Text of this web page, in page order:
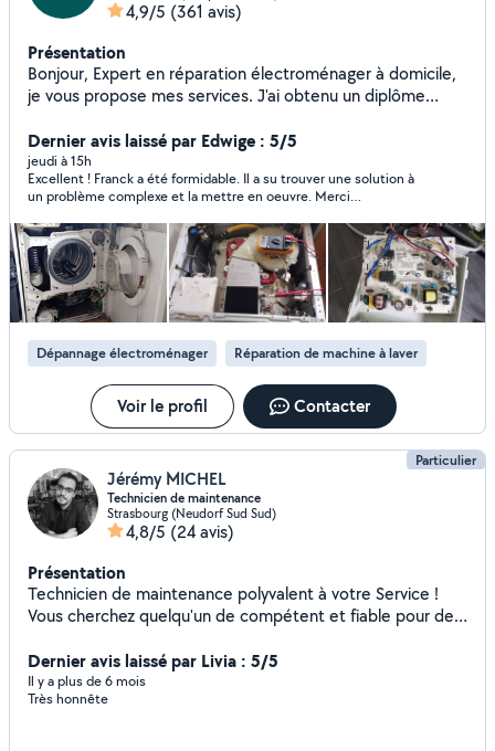
4,9/5 (361 avis)
Présentation
Bonjour, Expert en réparation électroménager à domicile,
je vous propose mes services. J'ai obtenu un diplôme
d'apprentissages alternés auprès d'un artisan en 1995.
Expertise/diagnostic et réparation sur tous types
d'appareils électroménager. Étant spécialisé et
expérimenté dans ce domaine, il m'arrive selon la
demande de réparer/modifier certaines pièces pour
remettre en état de marche vos appareils. Installation
appareils électroménager Remplacement joints de hublots
Déblocage tambour lave linge top ( portillon ouvert en
marche ) Je retire également tous corps étrangers
coincés entre la cuve et le tambour Inversion sens portes
réfrigérateurs * Un technicien électroménager répare tout
l'électroménager blanc ( lave linge , lave vaisselle, four,
sèche linge etc... ) et brun ( tv ) Cordialement,
Dernier avis laissé par Edwige : 5/5
jeudi à 15h
Excellent ! Franck a été formidable. Il a su trouver une solution à
un problème complexe et la mettre en oeuvre. Merci
recommande très chaleureusement et retournerai vers lui en
cas d'autres pannes sur mon électroménager.
Dépannage électroménager Réparation de machine à laver
Voir le profil Contacter
Particulier
Jérémy MICHEL
Technicien de maintenance
Strasbourg (Neudorf Sud Sud)
4,8/5 (24 avis)
Présentation
Technicien de maintenance polyvalent à votre Service !
Vous cherchez quelqu'un de compétent et fiable pour des
vous accompagne dans vos petits travaux de bricolage, de
réparations ou d'embellissement. Je suis là pour répondre
à vos besoins avec soin et efficacité, en m'adaptant à vos
Dernier avis laissé par Livia : 5/5
Il y a plus de 6 mois
Très honnête